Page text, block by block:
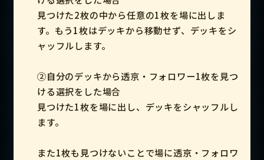
見つけた2枚の中から任意の1枚を場に出しま
す。もう1枚はデッキから移動せず、デッキをシ
ャッフルします。
②自分のデッキから透京・フォロワー1枚を見つ
ける選択をした場合
見つけた1枚を場に出し、デッキをシャッフルし
ます。
また1枚も見つけないことで場に透京・フォロワ